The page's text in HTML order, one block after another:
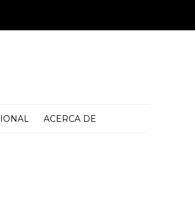
ACERCA DE